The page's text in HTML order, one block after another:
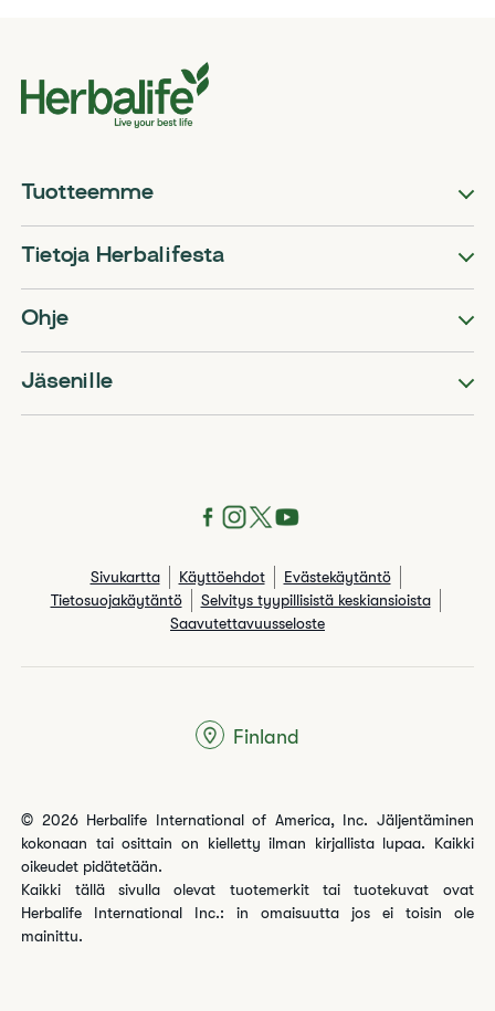
Tuotteemme
Tietoja Herbalifesta
Ohje
Jäsenille
Sivukartta Käyttöehdot
Evästekäytäntö
Tietosuojakäytäntö
Selvitys tyypillisistä keskiansioista
Saavutettavuusseloste
© 2026 Herbalife International of America, Inc. Jäljentäminen
kokonaan tai osittain on kielletty ilman kirjallista lupaa. Kaikki
oikeudet pidätetään.
Kaikki tällä sivulla olevat tuotemerkit tai tuotekuvat ovat
Herbalife International Inc.: in omaisuutta jos ei toisin ole
mainittu.
Finland